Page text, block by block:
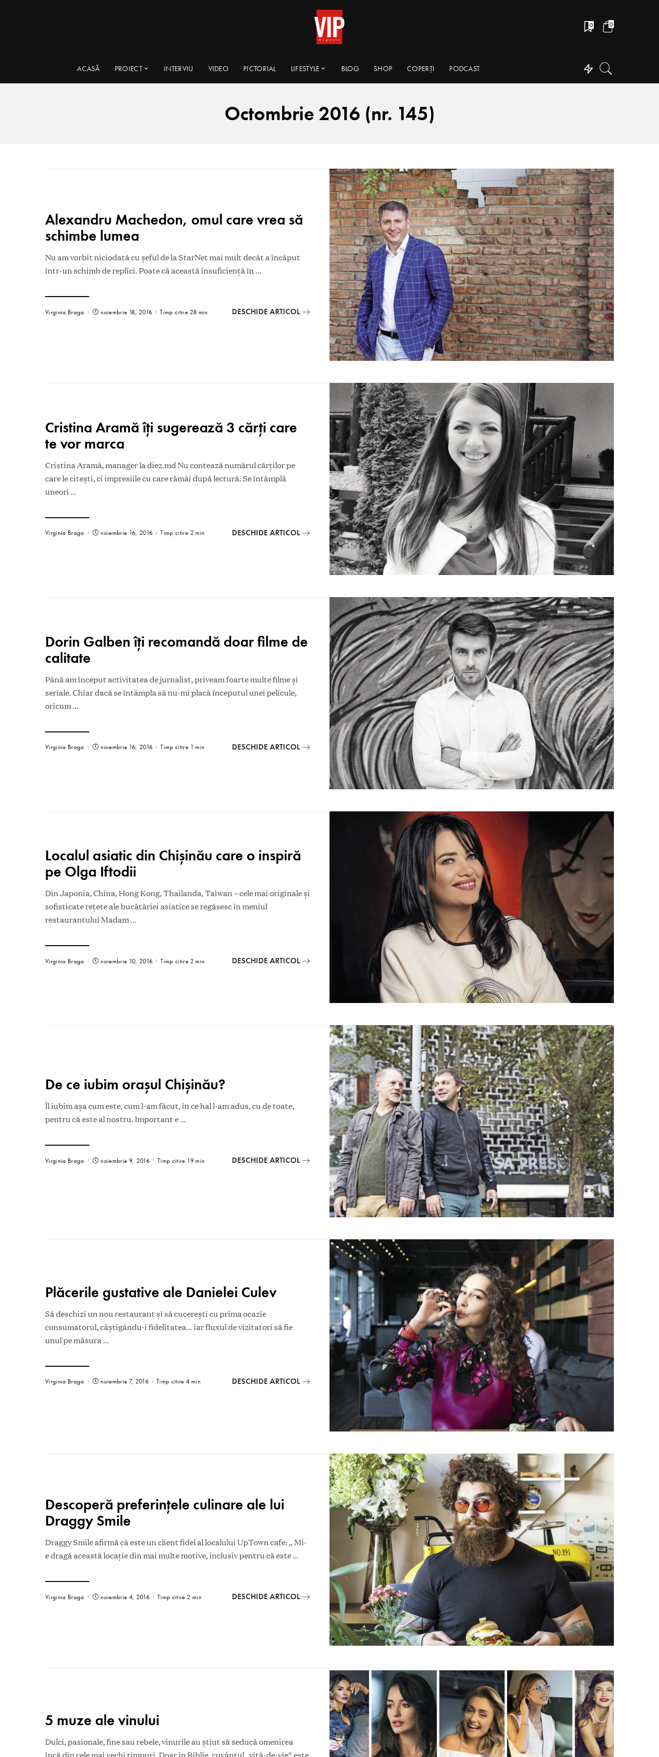
0 0
ACASĂ PROIECT INTERVIU VIDEO PICTORIAL LIFESTYLE BLOG SHOP COPERȚI PODCAST
Octombrie 2016 (nr. 145)
Alexandru Machedon, omul care vrea să
schimbe lumea
Nu am vorbit niciodată cu şeful de la StarNet mai mult decât a încăput
într-un schimb de replici. Poate că această insuficienţă în ...
Virginia Braga noiembrie 18, 2016 Timp citire 28 min DESCHIDE ARTICOL
Cristina Aramă îți sugerează 3 cărți care
te vor marca
Cristina Aramă, manager la diez.md Nu contează numărul cărţilor pe
care le citești, ci impresiile cu care rămâi după lectură. Se întâmplă
uneori ...
Virginia Braga noiembrie 16, 2016 Timp citire 2 min DESCHIDE ARTICOL
Dorin Galben îți recomandă doar filme de
calitate
Până am început activitatea de jurnalist, priveam foarte multe filme și
seriale. Chiar dacă se întâmpla să nu-mi placă începutul unei pelicule,
oricum ...
Virginia Braga noiembrie 16, 2016 Timp citire 1 min DESCHIDE ARTICOL
Localul asiatic din Chișinău care o inspiră
pe Olga Iftodii
Din Japonia, China, Hong Kong, Thailanda, Taiwan – cele mai originale și
sofisticate reţete ale bucătăriei asiatice se regăsesc în meniul
restaurantului Madam ...
Virginia Braga noiembrie 10, 2016 Timp citire 2 min DESCHIDE ARTICOL
De ce iubim orașul Chișinău?
Îl iubim aşa cum este, cum l-am făcut, în ce hal l-am adus, cu de toate,
pentru că este al nostru. Important e ...
Virginia Braga noiembrie 9, 2016 Timp citire 19 min DESCHIDE ARTICOL
Plăcerile gustative ale Danielei Culev
Să deschizi un nou restaurant și să cucerești cu prima ocazie
consumatorul, câștigându-i fidelitatea… iar fluxul de vizitatori să fie
unul pe măsura ...
Virginia Braga noiembrie 7, 2016 Timp citire 4 min DESCHIDE ARTICOL
Descoperă preferințele culinare ale lui
Draggy Smile
Draggy Smile afirmă că este un client fidel al localului UpTown cafe: ,, Mi-
e dragă această locație din mai multe motive, inclusiv pentru că este ...
Virginia Braga noiembrie 4, 2016 Timp citire 2 min DESCHIDE ARTICOL
5 muze ale vinului
Dulci, pasionale, fine sau rebele, vinurile au știut să seducă omenirea